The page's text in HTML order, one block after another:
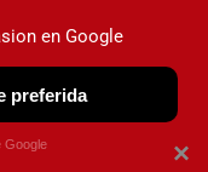
OBSERVATORIO
×
en Google
preferida
Google